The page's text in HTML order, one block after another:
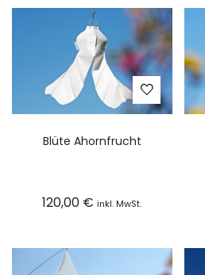
Blüte Ahornfrucht
120,00 € inkl. MwSt.